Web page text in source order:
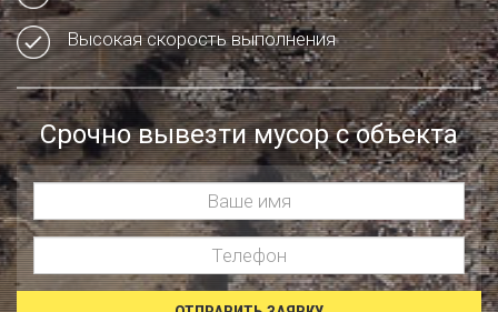
Высокая скорость выполнения
Срочно вывезти мусор с объекта